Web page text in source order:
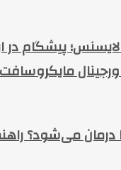
پیشگام در
مایکروسافت
آیا دیابت نوع ۲ درمان